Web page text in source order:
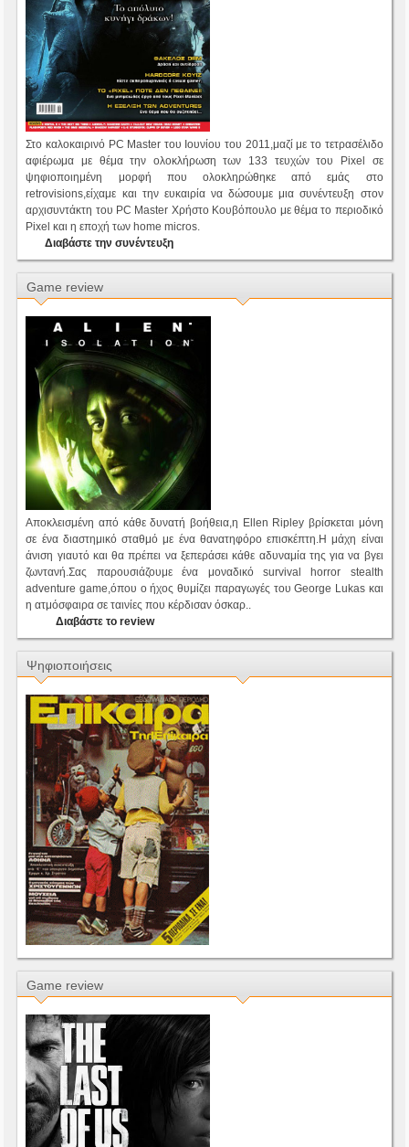
Στο καλοκαιρινό PC Master του Ιουνίου του 2011,μαζί με το τετρασέλιδο
αφιέρωμα με θέμα την ολοκλήρωση των 133 τευχών του Pixel σε
ψηφιοποιημένη μορφή που ολοκληρώθηκε από εμάς στο
retrovisions,είχαμε και την ευκαιρία να δώσουμε μια συνέντευξη στον
αρχισυντάκτη του PC Master Χρήστο Κουβόπουλο με θέμα το περιοδικό
Pixel και η εποχή των home micros.
Διαβάστε την συνέντευξη
Game review
Αποκλεισμένη από κάθε δυνατή βοήθεια,η Ellen Ripley βρίσκεται μόνη
σε ένα διαστημικό σταθμό με ένα θανατηφόρο επισκέπτη.Η μάχη είναι
άνιση γιαυτό και θα πρέπει να ξεπεράσει κάθε αδυναμία της για να βγει
ζωντανή.Σας παρουσιάζουμε ένα μοναδικό survival horror stealth
adventure game,όπου ο ήχος θυμίζει παραγωγές του George Lukas και
η ατμόσφαιρα σε ταινίες που κέρδισαν όσκαρ..
Διαβάστε το review
Ψηφιοποιήσεις
Game review